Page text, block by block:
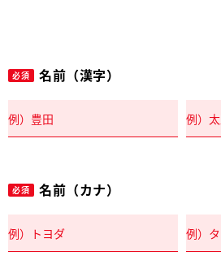
必須 名前（漢字）
必須 名前（カナ）